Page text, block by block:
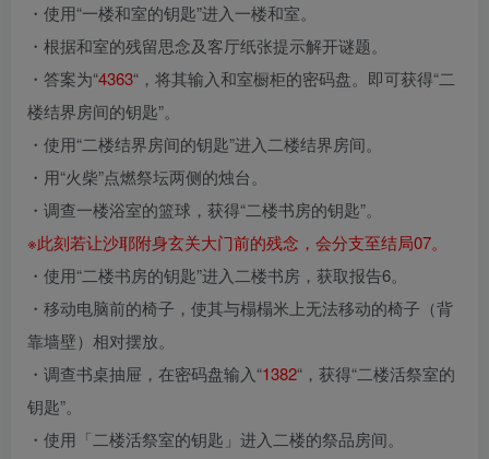
・使用“一楼和室的钥匙”进入一楼和室。
・根据和室的残留思念及客厅纸张提示解开谜题。
・答案为“4363“，将其输入和室橱柜的密码盘。即可获得“二
楼结界房间的钥匙”。
・使用“二楼结界房间的钥匙”进入二楼结界房间。
・用“火柴”点燃祭坛两侧的烛台。
・调查一楼浴室的篮球，获得“二楼书房的钥匙”。
※此刻若让沙耶附身玄关大门前的残念，会分支至结局07。
・使用“二楼书房的钥匙”进入二楼书房，获取报告6。
・移动电脑前的椅子，使其与榻榻米上无法移动的椅子（背
靠墙壁）相对摆放。
・调查书桌抽屉，在密码盘输入“1382“，获得“二楼活祭室的
钥匙”。
・使用「二楼活祭室的钥匙」进入二楼的祭品房间。